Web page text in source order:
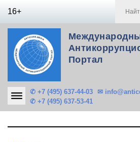
16+
Портал
✆ +7 (495) 637-44-03
✆ +7 (495) 637-53-41
✉